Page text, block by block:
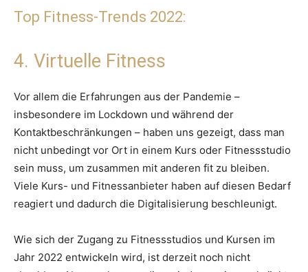
Top Fitness-Trends 2022:
4. Virtuelle Fitness
Vor allem die Erfahrungen aus der Pandemie –
insbesondere im Lockdown und während der
Kontaktbeschränkungen – haben uns gezeigt, dass man
nicht unbedingt vor Ort in einem Kurs oder Fitnessstudio
sein muss, um zusammen mit anderen fit zu bleiben.
Viele Kurs- und Fitnessanbieter haben auf diesen Bedarf
reagiert und dadurch die Digitalisierung beschleunigt.
Wie sich der Zugang zu Fitnessstudios und Kursen im
Jahr 2022 entwickeln wird, ist derzeit noch nicht